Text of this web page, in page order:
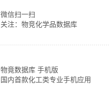
微信扫一扫
关注：物竞化学品数据库
物竟数据库 手机版
国内首款化工类专业手机应用